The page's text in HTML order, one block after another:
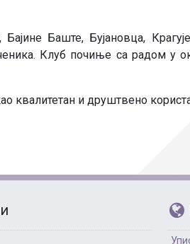
Баште, Бујановца,
Клуб почиње са радом у
квалитетан и друштвено